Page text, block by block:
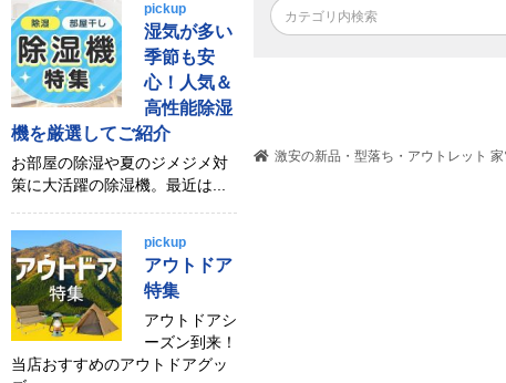
激安の新品・型落ち・アウトレット
pickup
湿気が多い
季節も安
心！人気＆
高性能除湿
機を厳選してご紹介
お部屋の除湿や夏のジメジメ対
策に大活躍の除湿機。最近は...
pickup
アウトドア
特集
アウトドアシ
ーズン到来！
当店おすすめのアウトドアグッ